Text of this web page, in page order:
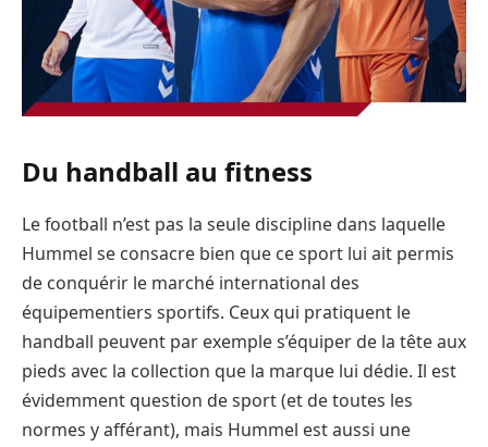
Du handball au fitness
Le football n’est pas la seule discipline dans laquelle
Hummel se consacre bien que ce sport lui ait permis
de conquérir le marché international des
équipementiers sportifs. Ceux qui pratiquent le
handball peuvent par exemple s’équiper de la tête aux
pieds avec la collection que la marque lui dédie. Il est
évidemment question de sport (et de toutes les
normes y afférant), mais Hummel est aussi une